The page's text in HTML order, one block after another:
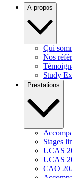
A propos
Qui
Nos
Study
Prestations
Stages
UCAS
UCAS
CAO